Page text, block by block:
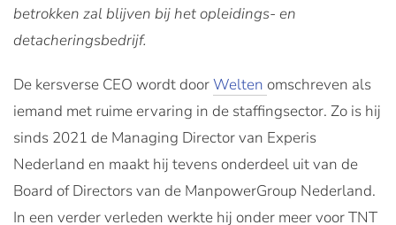
betrokken zal blijven bij het opleidings- en
detacheringsbedrijf.
De kersverse CEO wordt doorWelten omschreven als
iemand met ruime ervaring in de staffingsector. Zo is hij
sinds 2021 de Managing Director van Experis
Nederland en maakt hij tevens onderdeel uit van de
Board of Directors van de ManpowerGroup Nederland.
In een verder verleden werkte hij onder meer voor TNT